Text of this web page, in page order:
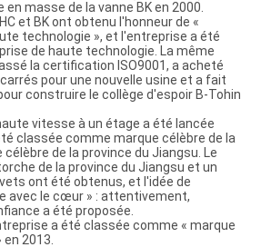
masse de la vanne BK en 2000.
et BK ont obtenu l'honneur de «
technologie », et l'entreprise a été
de haute technologie. La même
la certification ISO9001, a acheté
pour une nouvelle usine et a fait
construire le collège d'espoir B-Tohin
vitesse à un étage a été lancée
classée comme marque célèbre de la
célèbre de la province du Jiangsu. Le
de la province du Jiangsu et un
ont été obtenus, et l'idée de
avec le cœur » : attentivement,
a été proposée.
a été classée comme « marque
en 2013.